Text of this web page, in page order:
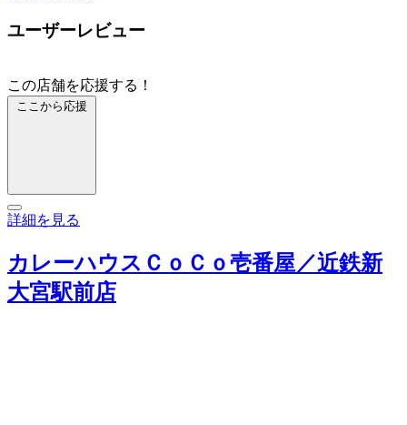
ユーザーレビュー
この店舗を応援する！
ここから応援
詳細を見る
カレーハウスＣｏＣｏ壱番屋／近鉄新
大宮駅前店